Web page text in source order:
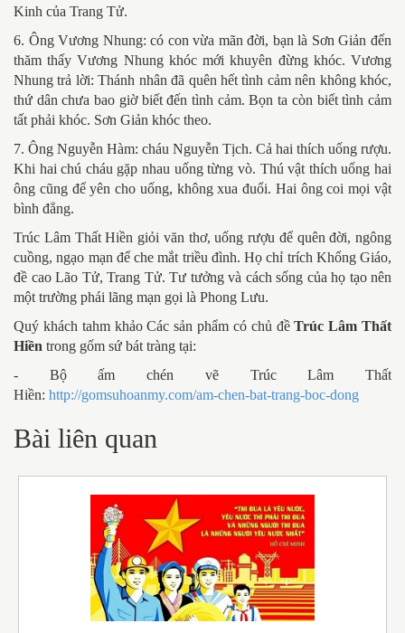
Kinh của Trang Tử.
6. Ông Vương Nhung: có con vừa mãn đời, bạn là Sơn Giản đến
thăm thấy Vương Nhung khóc mới khuyên đừng khóc. Vương
Nhung trả lời: Thánh nhân đã quên hết tình cảm nên không khóc,
thứ dân chưa bao giờ biết đến tình cảm. Bọn ta còn biết tình cảm
tất phải khóc. Sơn Giản khóc theo.
7. Ông Nguyễn Hàm: cháu Nguyễn Tịch. Cả hai thích uống rượu.
Khi hai chú cháu gặp nhau uống từng vò. Thú vật thích uống hai
ông cũng để yên cho uống, không xua đuổi. Hai ông coi mọi vật
bình đẳng.
Trúc Lâm Thất Hiền giỏi văn thơ, uống rượu để quên đời, ngông
cuồng, ngạo mạn để che mắt triều đình. Họ chỉ trích Khổng Giáo,
đề cao Lão Tử, Trang Tử. Tư tưởng và cách sống của họ tạo nên
một trường phái lãng mạn gọi là Phong Lưu.
Quý khách tahm khảo Các sản phẩm có chủ đềTrúc Lâm Thất
Hiền trong gốm sứ bát tràng tại:
- Bộ ấm chén vẽ Trúc Lâm Thất
Hiền: http://gomsuhoanmy.com/am-chen-bat-trang-boc-dong
Bài liên quan